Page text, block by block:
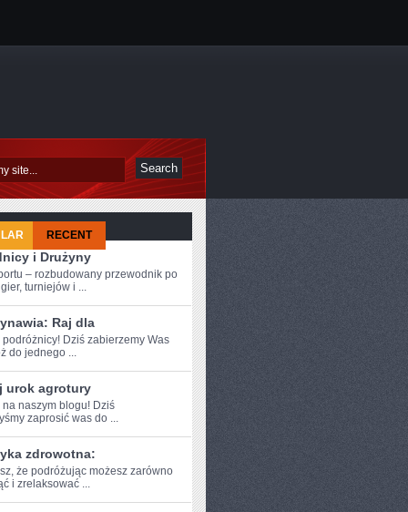
RECENT
i Drużyny
– rozbudowany przewodnik po
turniejów i ...
Raj dla
podróżnicy!​ Dziś zabierzemy Was
do ‍jednego ...
urok agrotury
na naszym blogu! Dziś
zaprosić was do ...
zdrowotna:
że podróżując ​możesz ⁤zarówno
i‌ zrelaksować ...